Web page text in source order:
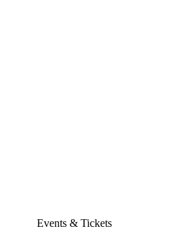
Events & Tickets